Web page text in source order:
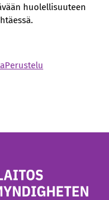
huolellisuuteen
Perustelu